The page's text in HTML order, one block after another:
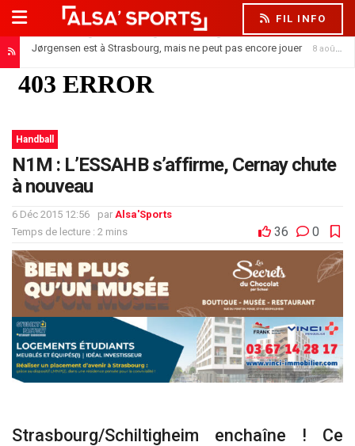
FIL INFO
Jørgensen est à Strasbourg, mais ne peut pas encore jouer 8 août 2026
Handball
N1M : L’ESSAHB s’affirme, Cernay chute
à nouveau
6 Déc 2015 12:56 par Alsa'Sports
Temps de lecture : 2 mins
36 0
Strasbourg/Schiltigheim enchaîne ! Ce